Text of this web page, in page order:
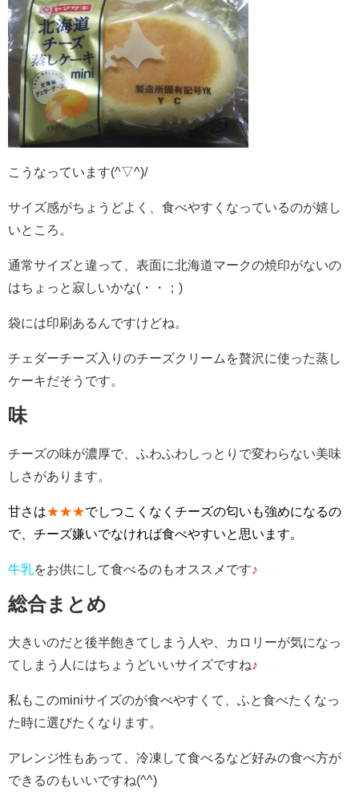
こうなっています(^▽^)/
サイズ感がちょうどよく、食べやすくなっているのが嬉し
いところ。
通常サイズと違って、表面に北海道マークの焼印がないの
はちょっと寂しいかな(・・；)
袋には印刷あるんですけどね。
チェダーチーズ入りのチーズクリームを贅沢に使った蒸し
ケーキだそうです。
味
チーズの味が濃厚で、ふわふわしっとりで変わらない美味
しさがあります。
甘さは★★★でしつこくなくチーズの匂いも強めになるの
で、チーズ嫌いでなければ食べやすいと思います。
牛乳 をお供にして食べるのもオススメです ♪
総合まとめ
大きいのだと後半飽きてしまう人や、カロリーが気になっ
てしまう人にはちょうどいいサイズですね ♪
私もこのminiサイズのが食べやすくて、ふと食べたくなっ
た時に選びたくなります。
アレンジ性もあって、冷凍して食べるなど好みの食べ方が
できるのもいいですね(^^)